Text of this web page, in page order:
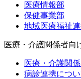
医療情報部
保健事業部
地域医療福祉
医療・介護関係者向
医療・介護関
病診連携につ